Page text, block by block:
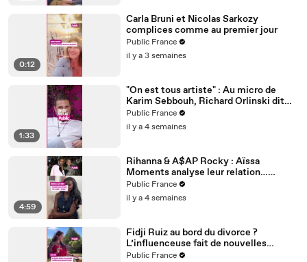
0:12
Carla Bruni et Nicolas Sarkozy
complices comme au premier jour
Public France
il y a 3 semaines
1:33
"On est tous artiste" : Au micro de
Karim Sebbouh, Richard Orlinski dit
tout au Public
Public France
il y a 4 semaines
4:59
Rihanna & A$AP Rocky : Aïssa
Moments analyse leur relation…
Couple toxique ? Rihanna serait-elle
malheureuse ?
Public France
il y a 4 semaines
Fidji Ruiz au bord du divorce ?
L’influenceuse fait de nouvelles
confidences
Public France